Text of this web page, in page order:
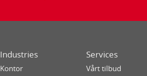
Industries
Kontor
Services
Vårt tilbud